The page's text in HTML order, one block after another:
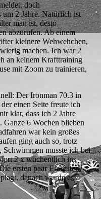
doch
um 2 Jahre. Natürlich ist
man ist, desto
abzurufen. Ab einem
kleinere Wehwehchen,
machen. Ich war 2
an keinem Krafttraining
mit Zoom zu trainieren,
Der Ironman 70.3 in
einen Seite freute ich
klar, dass ich 2 Jahre
Ganze 6 Wochen blieben
war kein großes
ging auch so, trotz
Schwimmen musste ich bei
2 x wöchentlich ins
ersten paar Einheiten
danach wurde es